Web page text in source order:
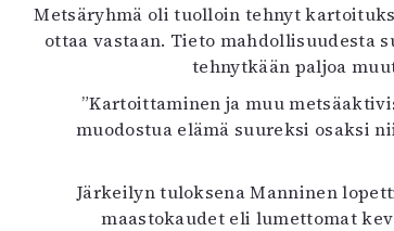
Metsäryhmä oli tuolloin tehnyt
ottaa vastaan. Tieto mahdollisuudesta
tehnytkään paljoa
”Kartoittaminen ja muu
muodostua elämä suureksi osaksi
Järkeilyn tuloksena Manninen
maastokaudet eli lumettomat